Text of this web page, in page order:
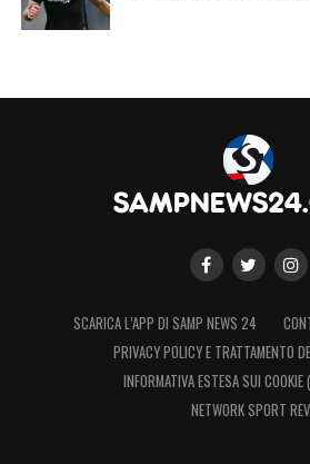
SCARICA L’APP DI SAMP NEWS 24
PRIVACY POLICY E TRATTAMENTO
INFORMATIVA ESTESA SUI COOKIE
NETWORK SPORT